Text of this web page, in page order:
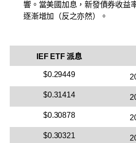
響。當美國加息，新發債券收益
逐漸增加（反之亦然）。
IEF ETF 派息
$0.29449
$0.31414
$0.30878
$0.30321